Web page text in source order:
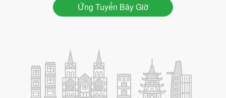
Ứng Tuyển Bây Giờ